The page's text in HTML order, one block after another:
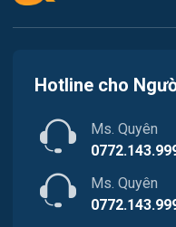
Nhà hàng / Khách sạn
Nhân sự
Việc làm Hòa Bình
Việc làm Nam Triệu
Việc làm Bạch Đằng
Hotline cho
Ms. Quyên
Ms. Quyên